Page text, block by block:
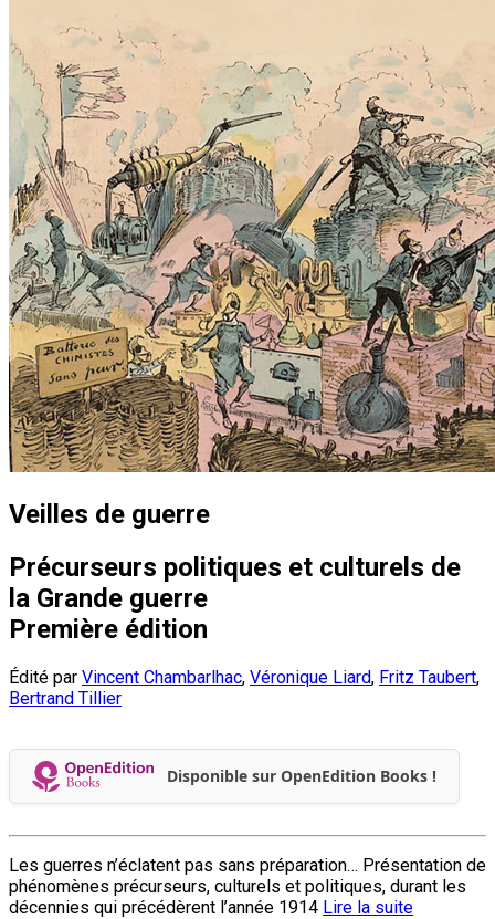
Veilles de guerre
Précurseurs politiques et culturels de
la Grande guerre
Première édition
Édité par Vincent Chambarlhac, Véronique Liard, Fritz Taubert,
Bertrand Tillier
Disponible sur OpenEdition Books !
Les guerres n’éclatent pas sans préparation… Présentation de
phénomènes précurseurs, culturels et politiques, durant les
décennies qui précédèrent l’année 1914 Lire la suite